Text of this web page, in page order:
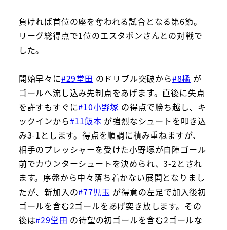
負ければ首位の座を奪われる試合となる第6節。
リーグ総得点で1位のエスタボンさんとの対戦で
した。
開始早々に#29堂田 のドリブル突破から#8橘 が
ゴールへ流し込み先制点をあげます。直後に失点
を許すもすぐに#10小野塚 の得点で勝ち越し、キ
ックインから#11飯本 が強烈なシュートを叩き込
み3-1とします。得点を順調に積み重ねますが、
相手のプレッシャーを受けた小野塚が自陣ゴール
前でカウンターシュートを決められ、3-2とされ
ます。序盤から中々落ち着かない展開となりまし
たが、新加入の#77児玉 が得意の左足で加入後初
ゴールを含む2ゴールをあげ突き放します。その
後は#29堂田 の待望の初ゴールを含む2ゴールな